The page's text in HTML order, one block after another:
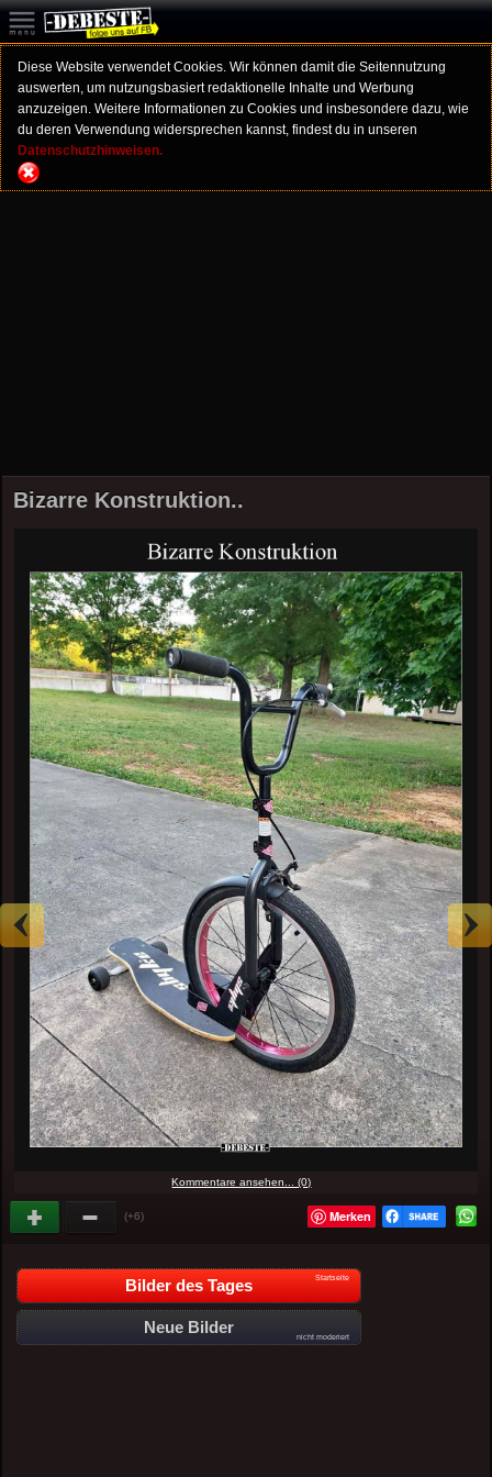
Diese Website verwendet Cookies. Wir können damit die Seitennutzung
auswerten, um nutzungsbasiert redaktionelle Inhalte und Werbung
anzuzeigen. Weitere Informationen zu Cookies und insbesondere dazu, wie
du deren Verwendung widersprechen kannst, findest du in unseren
Datenschutzhinweisen.
Bizarre Konstruktion..
Kommentare ansehen... (0)
(+6) Merken
Bilder des Tages Startseite
Neue Bilder
nicht moderiert